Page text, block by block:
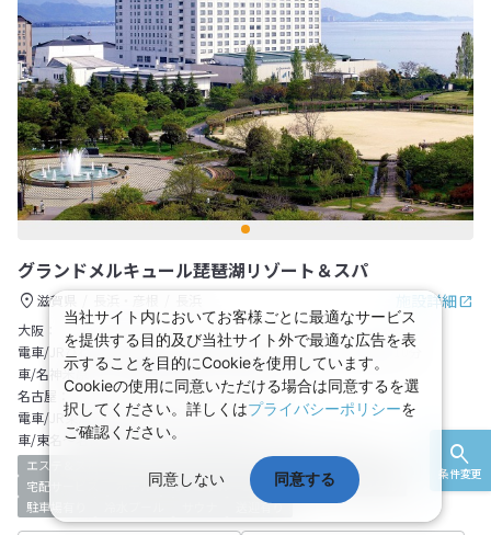
条件変更
グランドメルキュール琵琶湖リゾート＆スパ
施設詳細
滋賀県
大阪：
電車/JRびわ湖線米原駅より北陸線長浜駅下車、西口より徒歩約10分
車/名神米原ICより北陸自動車道へ～長浜IC～15分
名古屋：
電車/JR東海道新幹線米原駅より北陸長浜駅
車/東名～名神米原ICより北陸自動車道へ～長浜IC～15分
エステ＆スパ 大浴場があるホテル
子供用プール有り
宅配サービス
ホテル カラオケルーム 露天風呂
屋外プール
駐車場有り
送迎有り
当社サイト内においてお客様ごとに最適なサービス
を提供する目的及び当社サイト外で最適な広告を表
示することを目的にCookieを使用しています。
Cookieの使用に同意いただける場合は同意するを選
択してください。詳しくはプライバシーポリシーを
ご確認ください。
同意しない 同意する